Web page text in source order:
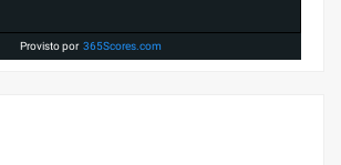
Provisto por 365Scores.com